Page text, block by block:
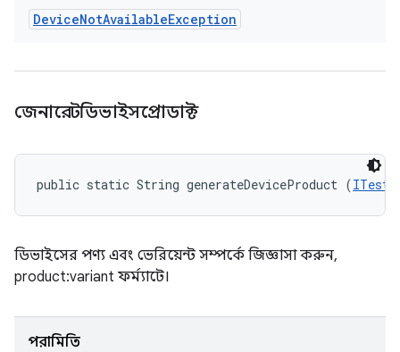
DeviceNotAvailableException
জেনারেটডিভাইসপ্রোডাক্ট
public static String generateDeviceProduct (
ডিভাইসের পণ্য এবং ভেরিয়েন্ট সম্পর্কে জিজ্ঞাসা করুন,
product:variant ফর্ম্যাটে।
পরামিতি